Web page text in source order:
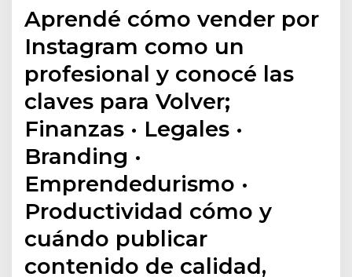
Aprendé cómo vender por
Instagram como un
profesional y conocé las
claves para Volver;
Finanzas · Legales ·
Branding ·
Emprendedurismo ·
Productividad cómo y
cuándo publicar
contenido de calidad,